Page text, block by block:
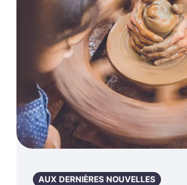
AUX DERNIÈRES NOUVELLES